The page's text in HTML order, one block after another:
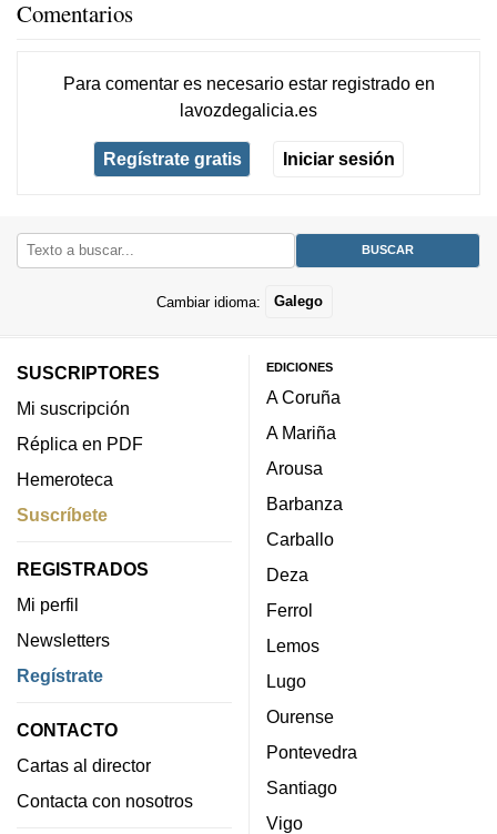
Comentarios
Para comentar es necesario estar registradoen
lavozdegalicia.es
Regístrate gratis Iniciar sesión
Cambiar idioma: Galego
SUSCRIPTORES
Mi suscripción
Réplica en PDF
Hemeroteca
Suscríbete
REGISTRADOS
Mi perfil
Newsletters
Regístrate
CONTACTO
Cartas al director
Contacta con nosotros
EDICIONES
A Coruña
A Mariña
Arousa
Barbanza
Carballo
Deza
Ferrol
Lemos
Lugo
Ourense
Pontevedra
Santiago
Vigo